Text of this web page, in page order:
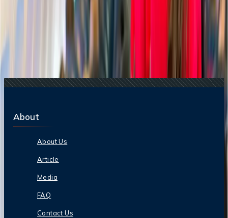
El precio real de volar barato: tarifas ocultas de
aerolíneas de bajo costo
09 Aug, 2024
¿Cómo evito pagar por la selección de asiento?
27 Jun, 2024 ¿Cómo reservar asientos en GOL?
About
About Us
Article
Media
FAQ
Contact Us